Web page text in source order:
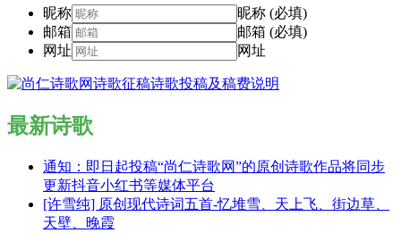
昵称
昵称 (必填)
邮箱
邮箱 (必填)
网址
网址
最新诗歌
通知：即日起投稿“尚仁诗歌网”的原创诗歌作品将同步
更新抖音小红书等媒体平台
[许雪纯] 原创现代诗词五首-忆堆雪、天上飞、街边草、
天壁、晚霞